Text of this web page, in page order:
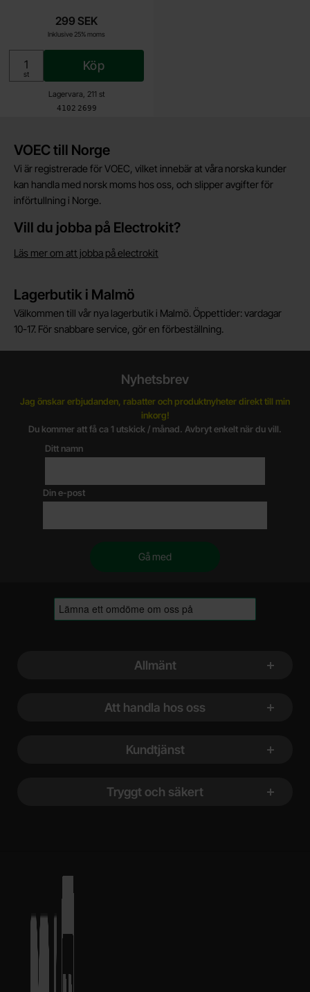
Art. nr
4102 2699
Lagervara, 211 st
299 SEK
Inklusive 25% moms
Enhet:
st
Köp
Kort allmän information
VOEC till Norge
Vi är registrerade för VOEC, vilket innebär at våra norska kunder
kan handla med norsk moms hos oss, och slipper avgifter för
införtullning i Norge.
Vill du jobba på Electrokit?
Läs mer om att jobba på electrokit
Lagerbutik i Malmö
Välkommen till vår nya lagerbutik i Malmö. Öppettider: vardagar
10-17. För snabbare service, gör en förbeställning.
Nyhetsbrev
Jag önskar erbjudanden, rabatter och produktnyheter direkt till min
inkorg!
Du kommer att få ca 1 utskick / månad. Avbryt enkelt när du vill.
Ditt namn
Din e-post
Allmänt
Att handla hos oss
Kundtjänst
Tryggt och säkert